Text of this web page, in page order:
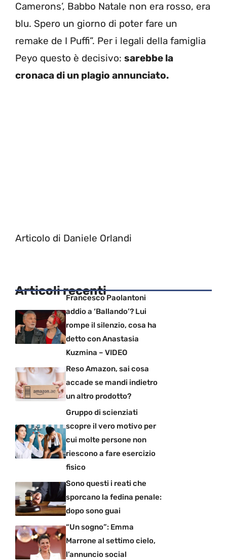
Camerons’, Babbo Natale non era rosso, era
blu. Spero un giorno di poter fare un
remake de I Puffi”. Per i legali della famiglia
Peyo questo è decisivo: sarebbe la
cronaca di un plagio annunciato.
Articolo di Daniele Orlandi
Articoli recentiFrancesco Paolantoni
addio a ‘Ballando’? Lui
rompe il silenzio, cosa ha
detto con Anastasia
Kuzmina – VIDEO
Reso Amazon, sai cosa
accade se mandi indietro
un altro prodotto?
Gruppo di scienziati
scopre il vero motivo per
cui molte persone non
riescono a fare esercizio
fisico
Sono questi i reati che
sporcano la fedina penale:
dopo sono guai
“Un sogno”: Emma
Marrone al settimo cielo,
l’annuncio social